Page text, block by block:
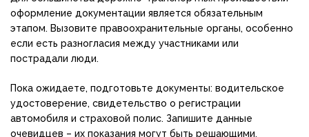
оформление документации является обязательным
этапом. Вызовите правоохранительные органы, особенно
если есть разногласия между участниками или
пострадали люди.
Пока ожидаете, подготовьте документы: водительское
удостоверение, свидетельство о регистрации
автомобиля и страховой полис. Запишите данные
очевидцев – их показания могут быть решающими.